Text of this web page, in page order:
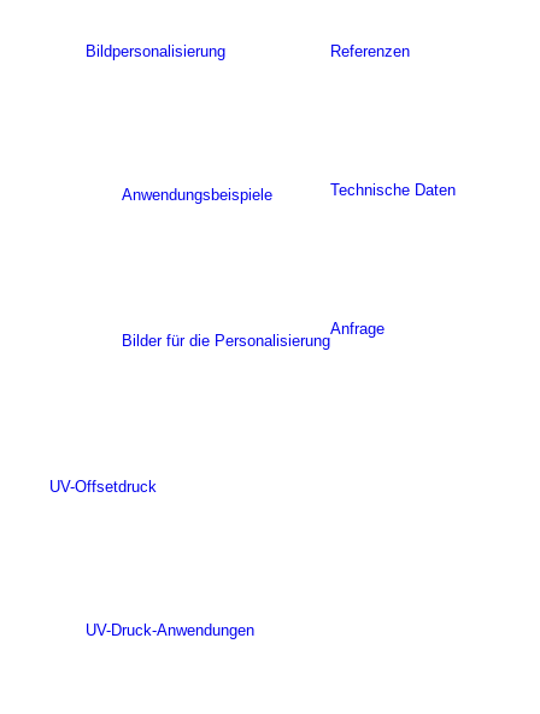
Bildpersonalisierung
Anwendungsbeispiele
Bilder für die Personalisierung
Referenzen
Technische Daten
Anfrage
UV-Offsetdruck
UV-Druck-Anwendungen